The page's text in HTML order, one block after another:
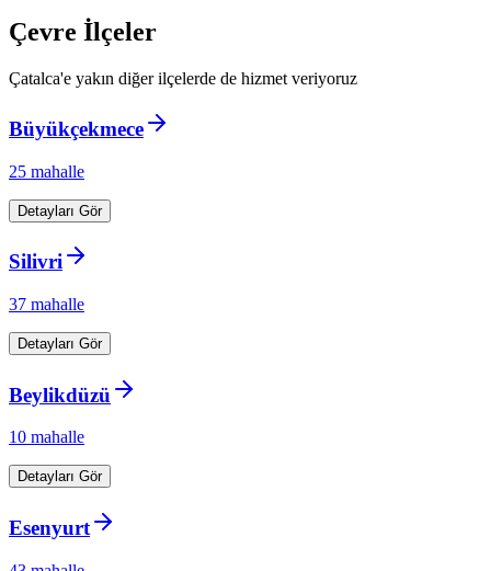
Çevre İlçeler
Çatalca'e yakın diğer ilçelerde de hizmet veriyoruz
Büyükçekmece
25 mahalle
Detayları Gör
Silivri
37 mahalle
Detayları Gör
Beylikdüzü
10 mahalle
Detayları Gör
Esenyurt